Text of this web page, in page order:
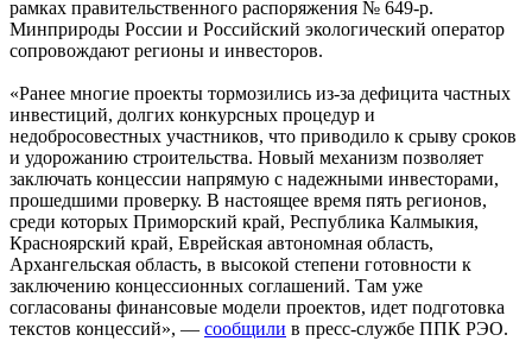
рамках правительственного распоряжения № 649-р.
Минприроды России и Российский экологический оператор
сопровождают регионы и инвесторов.
«Ранее многие проекты тормозились из-за дефицита частных
инвестиций, долгих конкурсных процедур и
недобросовестных участников, что приводило к срыву сроков
и удорожанию строительства. Новый механизм позволяет
заключать концессии напрямую с надежными инвесторами,
прошедшими проверку. В настоящее время пять регионов,
среди которых Приморский край, Республика Калмыкия,
Красноярский край, Еврейская автономная область,
Архангельская область, в высокой степени готовности к
заключению концессионных соглашений. Там уже
согласованы финансовые модели проектов, идет подготовка
текстов концессий», — сообщили в пресс-службе ППК РЭО.